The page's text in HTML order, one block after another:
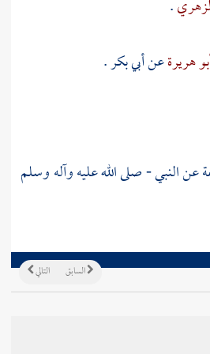
.
هريرةعنأبي بكر.
عن النبي - صلى الله عليه وآله وسلم
التالي السابق